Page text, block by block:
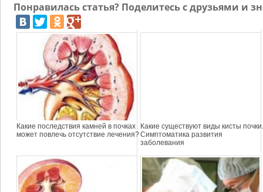
Понравилась статья? Поделитесь с друзьями и
Какие последствия камней в почках
может повлечь отсутствие лечения?
Какие существуют виды кисты почки.
Симптоматика развития
заболевания